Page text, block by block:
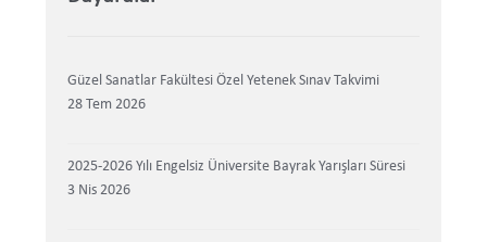
Yayınlarımız
İletişim
Güzel Sanatlar Fakültesi Özel Yetenek Sınav Takvimi
28 Tem 2026
2025-2026 Yılı Engelsiz Üniversite Bayrak Yarışları Süresi
3 Nis 2026